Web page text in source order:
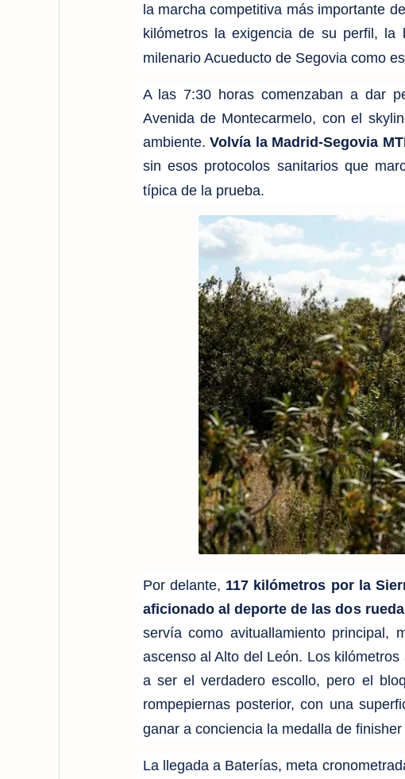
la marcha competitiva más importante
kilómetros la exigencia de su perfil,
milenario Acueducto de Segovia como
A las 7:30 horas comenzaban a dar
Avenida de Montecarmelo, con el
ambiente. Volvía la Madrid-Segovia
sin esos protocolos sanitarios que
típica de la prueba.
Por delante, 117 kilómetros por la
aficionado al deporte de las dos
servía como avituallamiento principal,
ascenso al Alto del León. Los
a ser el verdadero escollo, pero el
rompepiernas posterior, con una
ganar a conciencia la medalla de
La llegada a Baterías, meta